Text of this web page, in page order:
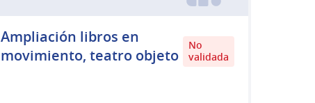
Ampliación libros en
movimiento, teatro objeto
No
validada